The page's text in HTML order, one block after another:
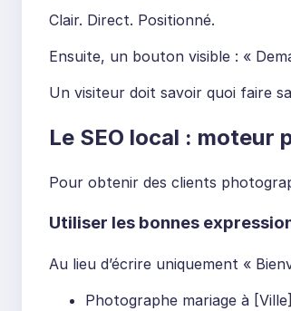
Clair. Direct. Positionné.
Ensuite, un bouton visible : «
Un visiteur doit savoir quoi faire
Le SEO local : moteur
Pour obtenir des clients
Utiliser les bonnes
Au lieu d’écrire uniquement «
Photographe mariage à [Ville]